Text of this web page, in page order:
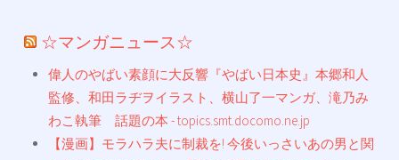
☆マンガニュース☆
偉人のやばい素顔に大反響『やばい日本史』本郷和人
監修、和田ラヂヲイラスト、横山了一マンガ、滝乃み
わこ執筆 話題の本 - topics.smt.docomo.ne.jp
【漫画】モラハラ夫に制裁を! 今後いっさいあの男と関